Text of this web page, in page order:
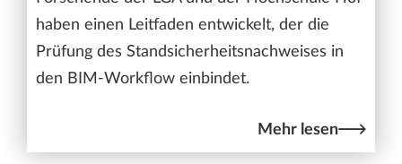
haben einen Leitfaden entwickelt, der die
Prüfung des Standsicherheitsnachweises in
den BIM-Workflow einbindet.
Mehr lesen